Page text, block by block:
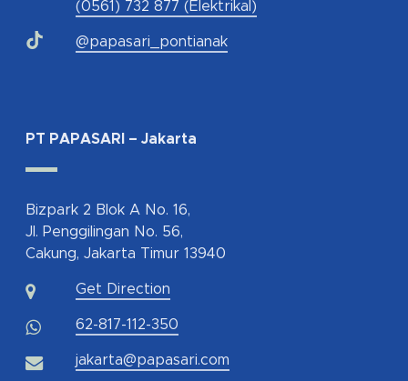
(0561) 732 877 (Elektrikal)
@papasari_pontianak
PT PAPASARI – Jakarta
Bizpark 2 Blok A No. 16,
Jl. Penggilingan No. 56,
Cakung, Jakarta Timur 13940
Get Direction
62-817-112-350
jakarta@papasari.com